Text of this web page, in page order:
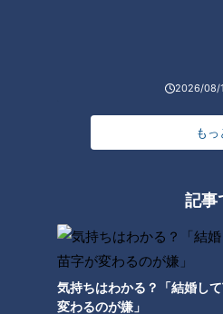
2026/08/
もっ
記事
気持ちはわかる？「結婚し
変わるのが嫌」
たんぱく質の一種で、肌の再生に
唾液の中に含まれるBDNF（脳由
胞の発生・成長・維持・再生を促
ると、記憶力や学習能力などの認